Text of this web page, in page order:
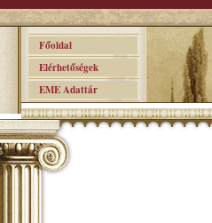
Főoldal
Elérhetőségek
EME Adattár